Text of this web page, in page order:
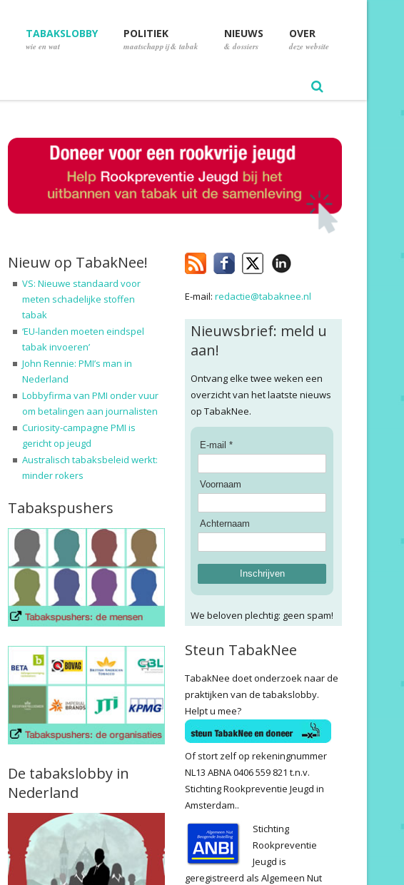
TABAKSLOBBY
wie en wat
POLITIEK
maatschappij & tabak
NIEUWS
& dossiers
OVER
deze website
Nieuw op TabakNee!
VS: Nieuwe standaard voor
meten schadelijke stoffen
tabak
‘EU-landen moeten eindspel
tabak invoeren’
John Rennie: PMI’s man in
Nederland
Lobbyfirma van PMI onder vuur
om betalingen aan journalisten
Curiosity-campagne PMI is
gericht op jeugd
Australisch tabaksbeleid werkt:
minder rokers
Tabakspushers
De tabakslobby in
Nederland
E-mail:redactie@tabaknee.nl
Nieuwsbrief: meld u
aan!
Ontvang elke twee weken een
overzicht van het laatste nieuws
op TabakNee.
E-mail *
Voornaam
Achternaam
Inschrijven
We beloven plechtig: geen spam!
Steun TabakNee
TabakNee doet onderzoek naar de
praktijken van de tabakslobby.
Helpt u mee?
Of stort zelf op rekeningnummer
NL13 ABNA 0406 559 821 t.n.v.
Stichting Rookpreventie Jeugd in
Amsterdam..
Stichting
Rookpreventie
Jeugd is
geregistreerd als Algemeen Nut